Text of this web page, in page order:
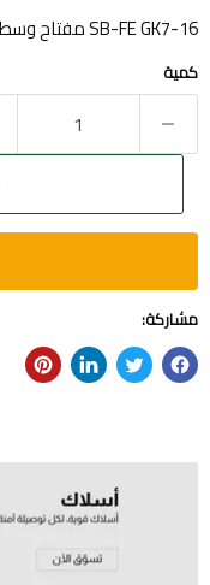
SB-FE GK7-16 مفتاح وسط 16 أمبير - أبيض
كمية
مشاركة: